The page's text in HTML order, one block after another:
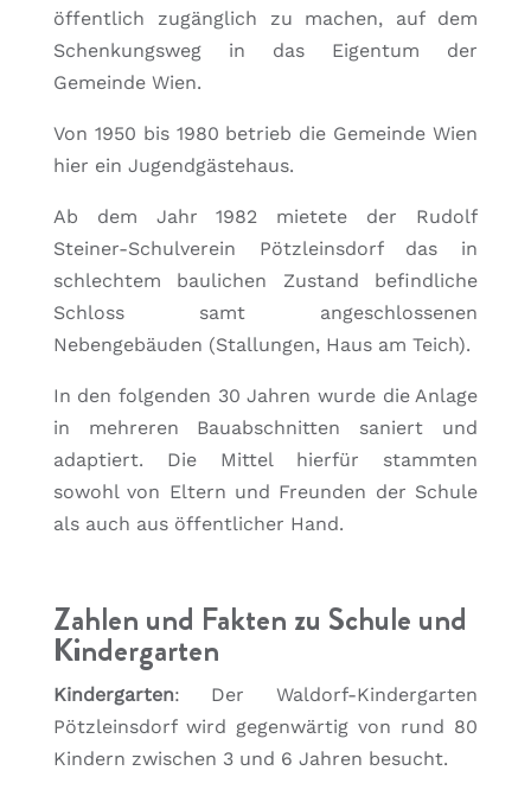
öffentlich zugänglich zu machen, auf dem
Schenkungsweg in das Eigentum der
Gemeinde Wien.
Von 1950 bis 1980 betrieb die Gemeinde Wien
hier ein Jugendgästehaus.
Ab dem Jahr 1982 mietete der Rudolf
Steiner-Schulverein Pötzleinsdorf das in
schlechtem baulichen Zustand befindliche
Schloss samt angeschlossenen
Nebengebäuden (Stallungen, Haus am Teich).
In den folgenden 30 Jahren wurde die Anlage
in mehreren Bauabschnitten saniert und
adaptiert. Die Mittel hierfür stammten
sowohl von Eltern und Freunden der Schule
als auch aus öffentlicher Hand.
Zahlen und Fakten zu Schule und
Kindergarten
Kindergarten: Der Waldorf-Kindergarten
Pötzleinsdorf wird gegenwärtig von rund 80
Kindern zwischen 3 und 6 Jahren besucht.